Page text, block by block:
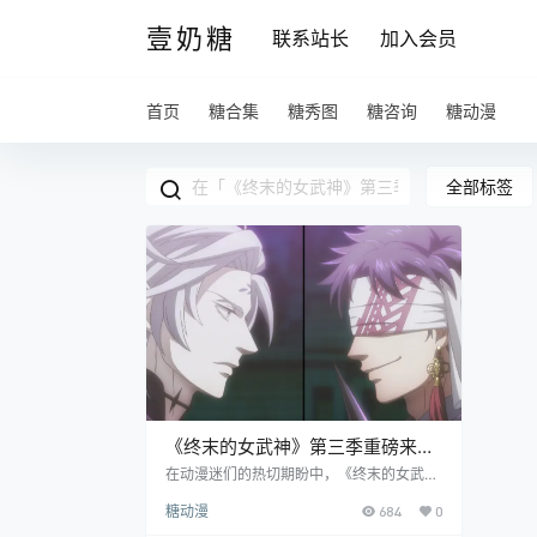
壹奶糖 联系站长 加入会员
首页 糖合集 糖秀图 糖咨询 糖动漫
全部标签
《终末的女武神》第三季重磅来
袭：先导 PV 引爆期待，全新对决
在动漫迷们的热切期盼中，《终末的女武
和视觉图，还带来了全新主创团队的消息，
糖动漫 684 0